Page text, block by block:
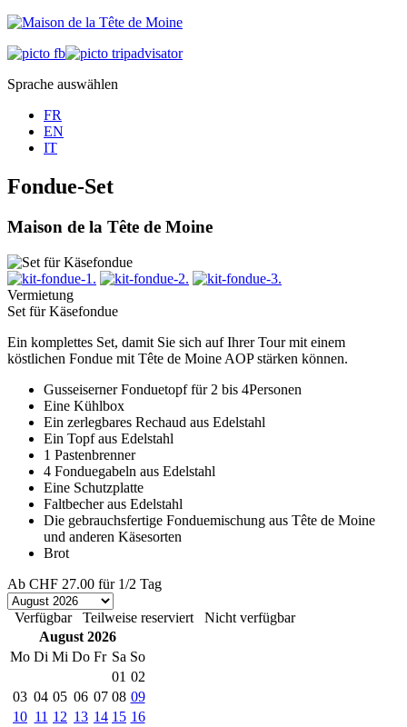
Sprache auswählen
FR
EN
IT
Fondue-Set
Maison de la Tête de Moine
Vermietung
Set für Käsefondue
Ein komplettes Set, damit Sie sich auf Ihrer Tour mit einem
köstlichen Fondue mit Tête de Moine AOP stärken können.
Gusseiserner Fonduetopf für 2 bis 4Personen
Eine Kühlbox
Ein zerlegbares Rechaud aus Edelstahl
Ein Topf aus Edelstahl
1 Pastenbrenner
4 Fonduegabeln aus Edelstahl
Eine Schutzplatte
Faltbecher aus Edelstahl
Die gebrauchsfertige Fonduemischung aus Tête de Moine
und anderen Käsesorten
Brot
Ab CHF 27.00 für 1/2 Tag
Verfügbar Teilweise reserviert
Nicht verfügbar
August 2026
Mo Di Mi Do Fr Sa So
01 02
03 04 05 06 07 08 09
10 11 12 13 14 15 16